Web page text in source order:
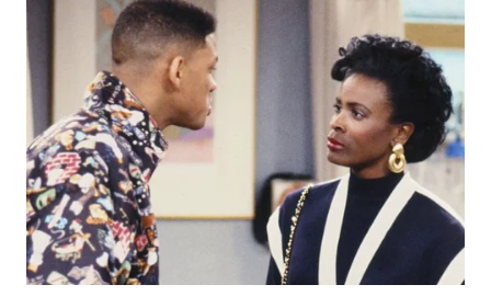
INDRAMAYU
WN
KUNINGAN
WN
MAJALENGKA
WN
SUBANG